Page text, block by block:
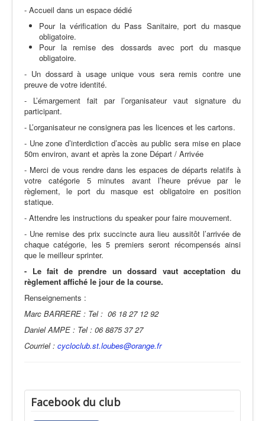
- Accueil dans un espace dédié
Pour la vérification du Pass Sanitaire, port du masque
obligatoire.
Pour la remise des dossards avec port du masque
obligatoire.
- Un dossard à usage unique vous sera remis contre une
preuve de votre identité.
- L’émargement fait par l’organisateur vaut signature du
participant.
- L’organisateur ne consignera pas les licences et les cartons.
- Une zone d’interdiction d’accès au public sera mise en place
50m environ, avant et après la zone Départ / Arrivée
- Merci de vous rendre dans les espaces de départs relatifs à
votre catégorie 5 minutes avant l’heure prévue par le
règlement, le port du masque est obligatoire en position
statique.
- Attendre les instructions du speaker pour faire mouvement.
- Une remise des prix succincte aura lieu aussitôt l’arrivée de
chaque catégorie, les 5 premiers seront récompensés ainsi
que le meilleur sprinter.
- Le fait de prendre un dossard vaut acceptation du
règlement affiché le jour de la course.
Renseignements :
Marc BARRERE : Tel : 06 18 27 12 92
Daniel AMPE : Tel : 06 8875 37 27
Courriel : cycloclub.st.loubes@orange.fr
Facebook du club